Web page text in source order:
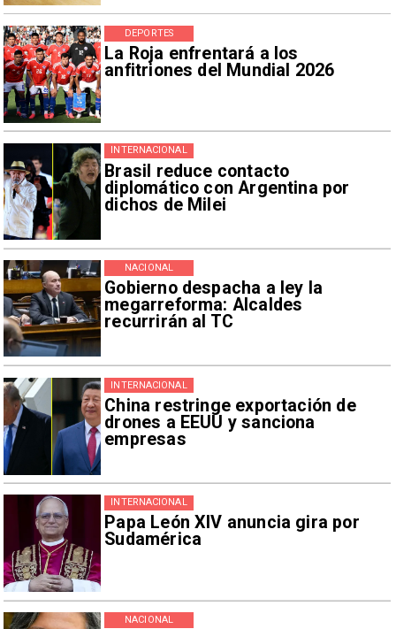
La Roja enfrentará a los
anfitriones del Mundial 2026
DEPORTES
Brasil reduce contacto
diplomático con Argentina por
dichos de Milei
INTERNACIONAL
Gobierno despacha a ley la
megarreforma: Alcaldes
recurrirán al TC
NACIONAL
China restringe exportación de
drones a EEUU y sanciona
empresas
INTERNACIONAL
Papa León XIV anuncia gira por
Sudamérica
INTERNACIONAL
NACIONAL